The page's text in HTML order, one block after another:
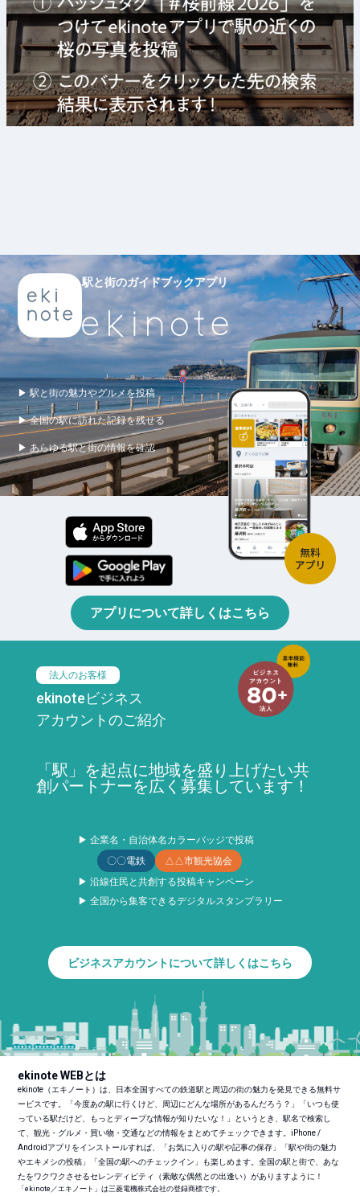
駅と街のガイドブックアプリ
▶ 駅と街の魅力やグルメを投稿
▶ 全国の駅に訪れた記録を残せる
▶ あらゆる駅と街の情報を確認
アプリについて詳しくはこちら
法人のお客様
ekinoteビジネス
アカウントのご紹介
「駅」を起点に地域を盛り上げたい共
創パートナーを広く募集しています！
▶ 企業名・自治体名カラーバッジで投稿
〇〇電鉄
△△市観光協会
▶ 沿線住民と共創する投稿キャンペーン
▶ 全国から集客できるデジタルスタンプラリー
ビジネスアカウントについて詳しくはこちら
ekinote WEBとは
ekinote（エキノート）は、日本全国すべての鉄道駅と周辺の街の魅力を発見できる無料サ
ービスです。「今度あの駅に行くけど、周辺にどんな場所があるんだろう？」「いつも使
っている駅だけど、もっとディープな情報が知りたいな！」というとき、駅名で検索し
て、観光・グルメ・買い物・交通などの情報をまとめてチェックできます。iPhone /
Androidアプリをインストールすれば、「お気に入りの駅や記事の保存」「駅や街の魅力
やエキメシの投稿」「全国の駅へのチェックイン」も楽しめます。全国の駅と街で、あな
たをワクワクさせるセレンディピティ（素敵な偶然との出逢い）がありますように！
「ekinote／エキノート」は三菱電機株式会社の登録商標です。